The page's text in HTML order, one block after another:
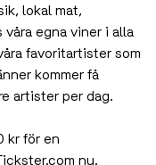
lokal mat,
egna viner i alla
favoritartister som
kommer få
artister per dag.
kr för en
nu.